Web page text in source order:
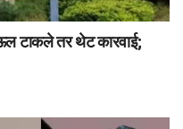
टाकले तर थेट कारवाई;